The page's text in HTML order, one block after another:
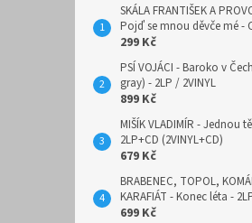
SKÁLA FRANTIŠEK A
Pojď se mnou děvče mé -
299 Kč
PSÍ VOJÁCI - Baroko v
gray) - 2LP / 2VINYL
899 Kč
MIŠÍK VLADIMÍR - Jednou
2LP+CD (2VINYL+CD)
679 Kč
BRABENEC, TOPOL,
KARAFIÁT - Konec léta -
699 Kč